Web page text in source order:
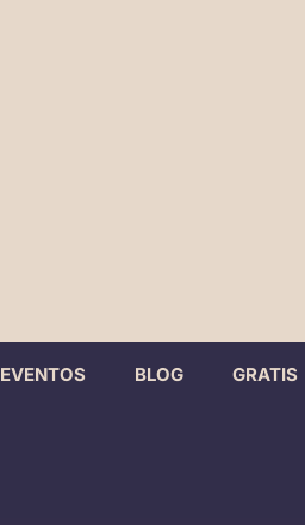
EVENTOS BLOG GRATIS